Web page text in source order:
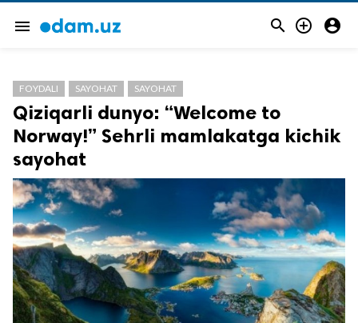
menu   
FOYDALI SAYOHAT SAYOHAT
Qiziqarli dunyo: “Welcome to
Norway!” Sehrli mamlakatga kichik
sayohat